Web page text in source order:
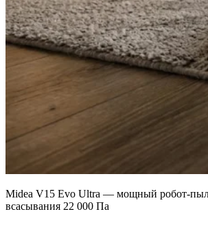
Midea V15 Evo Ultra — мощный робот-
всасывания 22 000 Па